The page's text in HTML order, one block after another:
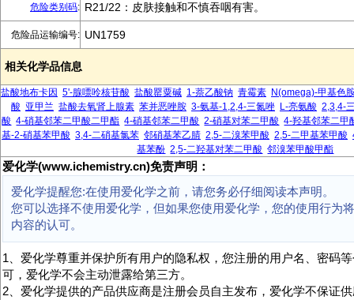
危险类别码: R21/22：皮肤接触和不慎吞咽有害。
危险品运输编号: UN1759
相关化学品信息
盐酸地布卡因 5'-腺嘌呤核苷酸 盐酸罂粟碱 1-萘乙酸钠 青霉素 N(omega)-甲基色
酸 亚甲兰 盐酸去氧肾上腺素 苯并恶唑胺 3-氨基-1,2,4-三氮唑 L-亮氨酸 2,3,4-
酸 4-硝基邻苯二甲酸二甲酯 4-硝基邻苯二甲酸 2-硝基对苯二甲酸 4-羟基邻苯二甲
基-2-硝基苯甲酸 3,4-二硝基氯苯 邻硝基苯乙腈 2,5-二溴苯甲酸 2,5-二甲基苯甲酸
基苯酚 2,5-二羟基对苯二甲酸 邻溴苯甲酸甲酯
爱化学(www.ichemistry.cn)免责声明：
爱化学提醒您:在使用爱化学之前，请您务必仔细阅读本声明。
您可以选择不使用爱化学，但如果您使用爱化学，您的使用行为
内容的认可。
1、爱化学尊重并保护所有用户的隐私权，您注册的用户名、密码
可，爱化学不会主动泄露给第三方。
2、爱化学提供的产品供应商是注册会员自主发布，爱化学不保证